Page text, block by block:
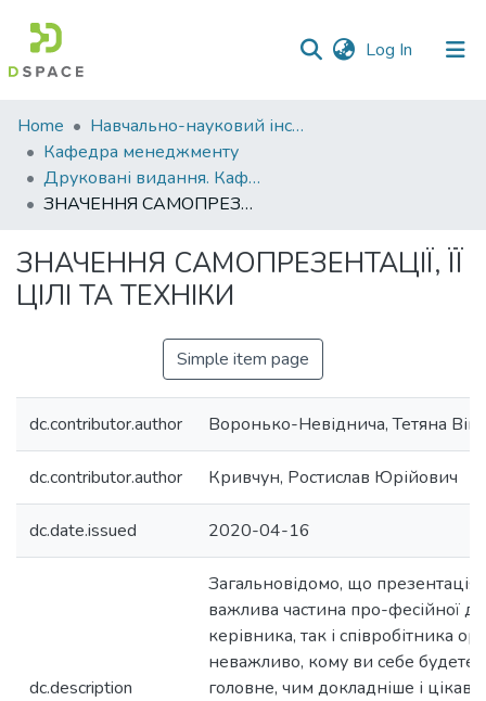
Log In (current)
Communities
&
Collections
Statistics
Home
Навчально-науковий інститут економіки, управління, права та інформаційних технологій
Кафедра менеджменту
Друковані видання. Кафедра менеджменту ім. І.А. Маркіної
ЗНАЧЕННЯ САМОПРЕЗЕНТАЦІЇ, ЇЇ ЦІЛІ ТА ТЕХНІКИ
ЗНАЧЕННЯ САМОПРЕЗЕНТАЦІЇ, ЇЇ
ЦІЛІ ТА ТЕХНІКИ
Simple item page
dc.contributor.author Воронько-Невіднича, Тетяна
dc.contributor.author Кривчун, Ростислав Юрійович
dc.date.issued 2020-04-16
dc.description
Загальновідомо, що презентація
важлива частина про-фесійної
керівника, так і співробітника
неважливо, кому ви себе будете
головне, чим докладніше і